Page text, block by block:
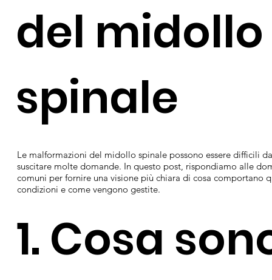
Le malformazioni del midollo spinale possono essere difficili
suscitare molte domande. In questo post, rispondiamo alle
comuni per fornire una visione più chiara di cosa comportano
condizioni e come vengono gestite.
1. Cosa
del midollo
spinale